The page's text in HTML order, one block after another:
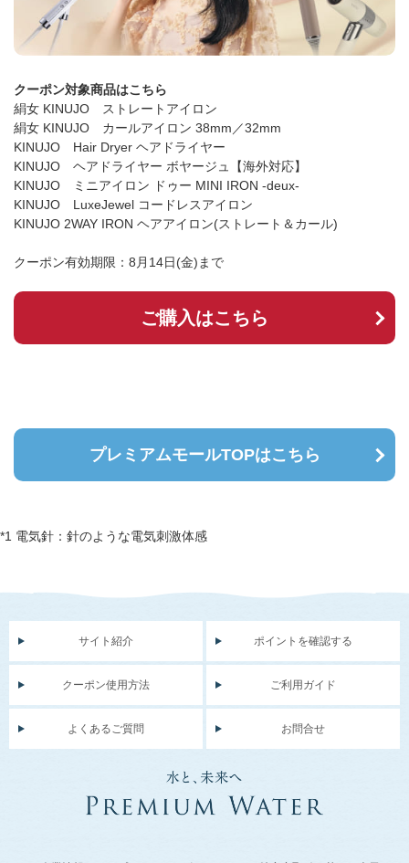
クーポン対象商品はこちら
絹女 KINUJO ストレートアイロン
絹女 KINUJO カールアイロン 38mm／32mm
KINUJO Hair Dryer ヘアドライヤー
KINUJO ヘアドライヤー ボヤージュ【海外対応】
KINUJO ミニアイロン ドゥー MINI IRON -deux-
KINUJO LuxeJewel コードレスアイロン
KINUJO 2WAY IRON ヘアアイロン(ストレート＆カール)
クーポン有効期限：8月14日(金)まで
ご購入はこちら
プレミアムモールTOPはこちら
*1 電気針：針のような電気刺激体感
サイト紹介 ポイントを確認する
クーポン使用方法 ご利用ガイド
よくあるご質問 お問合せ